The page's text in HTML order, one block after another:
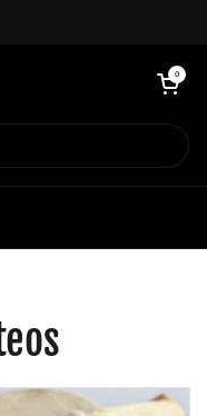
Abrir carrito
0